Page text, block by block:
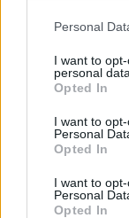
Personal
I want to
personal data.
Opted In
I want to
Personal
Opted In
I want to
Personal
Opted In
Διεθνή
Το
04.02.26